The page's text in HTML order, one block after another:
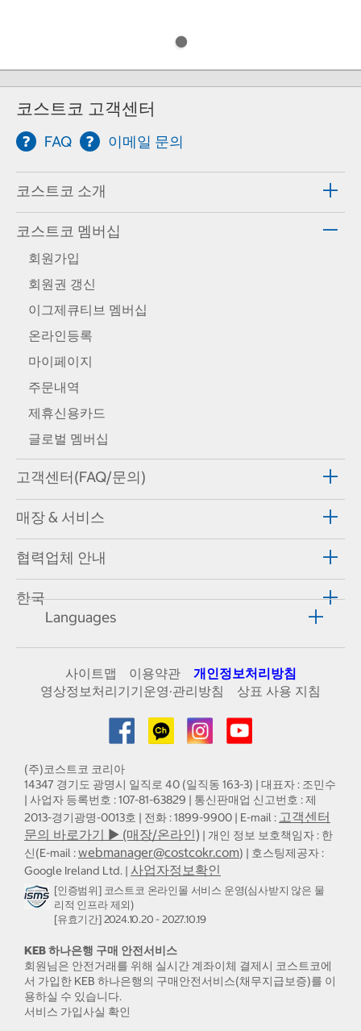
코스트코 고객센터
FAQ 이메일 문의
코스트코 소개
코스트코 멤버십
회원가입
회원권 갱신
이그제큐티브 멤버십
온라인등록
마이페이지
주문내역
제휴신용카드
글로벌 멤버십
고객센터(FAQ/문의)
매장 & 서비스
협력업체 안내
한국
Languages
사이트맵 이용약관
개인정보처리방침
영상정보처리기기운영·관리방침
상표 사용 지침
(주)코스트코 코리아
14347 경기도 광명시 일직로 40 (일직동 163-3) | 대표자 : 조민수
| 사업자 등록번호 : 107-81-63829 | 통신판매업 신고번호 : 제
2013-경기광명-0013호 | 전화 : 1899-9900 | E-mail : 고객센터
문의 바로가기 ▶ (매장/온라인) | 개인 정보 보호책임자 : 한
신(E-mail :webmanager@costcokr.com) | 호스팅제공자 :
Google Ireland Ltd. | 사업자정보확인
[인증범위] 코스트코 온라인몰 서비스 운영(심사받지 않은 물
리적 인프라 제외)
[유효기간] 2024.10.20 - 2027.10.19
KEB 하나은행 구매 안전서비스
회원님은 안전거래를 위해 실시간 계좌이체 결제시 코스트코에
서 가입한 KEB 하나은행의 구매안전서비스(채무지급보증)를 이
용하실 수 있습니다.
서비스 가입사실 확인